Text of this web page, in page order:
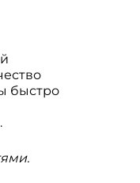
быстро